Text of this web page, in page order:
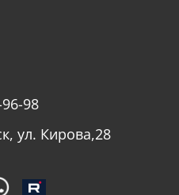
98
ул. Кирова,28